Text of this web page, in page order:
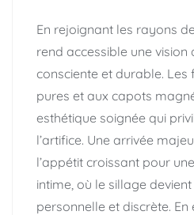
En rejoignant les rayons
rend accessible une vision
consciente et durable. Les
pures et aux capots
esthétique soignée qui
l’artifice. Une arrivée
l’appétit croissant pour
intime, où le sillage
personnelle et discrète. En